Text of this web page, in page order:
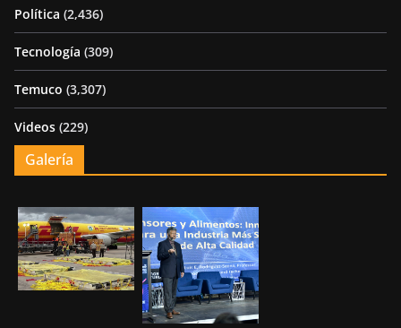
Política (2,436)
Tecnología (309)
Temuco (3,307)
Videos (229)
Galería